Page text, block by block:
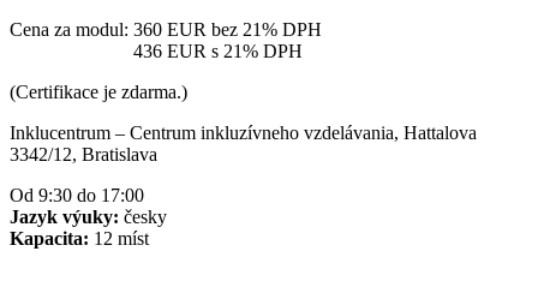
Cena za modul: 360 EUR bez 21% DPH
436 EUR s 21% DPH
(Certifikace je zdarma.)
Inklucentrum – Centrum inkluzívneho vzdelávania, Hattalova
3342/12, Bratislava
Od 9:30 do 17:00
Jazyk výuky: česky
Kapacita: 12 míst